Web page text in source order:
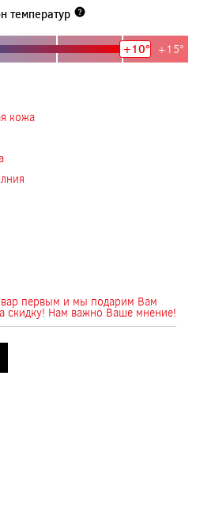
температур
+10° +15°
кожа
первым и мы подарим Вам
скидку! Нам важно Ваше мнение!